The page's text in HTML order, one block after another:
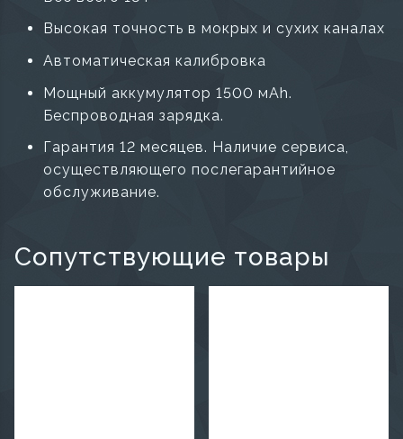
Высокая точность в мокрых и сухих каналах
Автоматическая калибровка
Мощный аккумулятор 1500 мАh.
Беспроводная зарядка.
Гарантия 12 месяцев. Наличие сервиса,
осуществляющего послегарантийное
обслуживание.
Сопутствующие товары